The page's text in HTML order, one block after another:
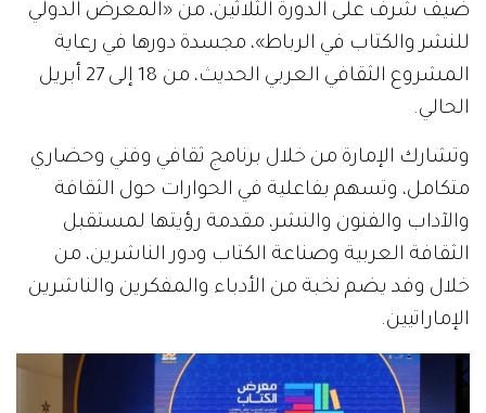
ضيف شرف على الدورة الثلاثين، من «المعرض الدولي
للنشر والكتاب في الرباط»، مجسدة دورها في رعاية
المشروع الثقافي العربي الحديث، من 18 إلى 27 أبريل
الحالي.
وتشارك الإمارة من خلال برنامج ثقافي وفني وحضاري
متكامل، وتسهم بفاعلية في الحوارات حول الثقافة
والآداب والفنون والنشر، مقدمة رؤيتها لمستقبل
الثقافة العربية وصناعة الكتاب ودور الناشرين، من
خلال وفد يضم نخبة من الأدباء والمفكرين والناشرين
الإماراتيين.